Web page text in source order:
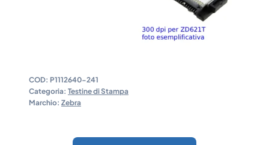
COD: P1112640-241
Categoria: Testine di Stampa
Marchio: Zebra